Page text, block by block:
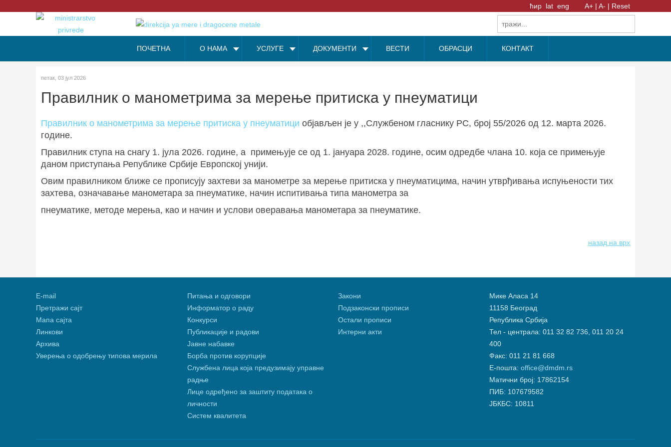
ћир lat eng A+ | A- | Reset
ПОЧЕТНА О НАМА УСЛУГЕ ДОКУМЕНТИ ВЕСТИ ОБРАСЦИ КОНТАКТ
петак, 03 јул 2026
Правилник о манометрима за мерење притиска у пнеуматици
Правилник о манометрима за мерење притиска у пнеуматици објављен је у ,,Службеном гласнику РС, број 55/2026 од 12. марта 2026.
године.
Правилник ступа на снагу 1. јула 2026. године, а примењује се од 1. јануара 2028. године, осим одредбе члана 10. која се примењује
даном приступања Републике Србије Европској унији.
Овим правилником ближе се прописују захтеви за манометре за мерење притиска у пнеуматицима, начин утврђивања испуњености тих
захтева, означавање манометара за пнеуматике, начин испитивања типа манометра за
пнеуматике, методе мерења, као и начин и услови оверавања манометара за пнеуматике.
назад на врх
Е-mail
Претражи сајт
Мапа сајта
Линкови
Архива
Уверења о одобрењу типова мерила
Питања и одговори
Информатор о раду
Конкурси
Публикације и радови
Јавне набавке
Борба против корупције
Службена лица која предузимају управне
радње
Лице одређено за заштиту података о
личности
Систем квалитета
Закони
Подзаконски прописи
Остали прописи
Интерни акти
Мике Аласа 14
11158 Београд
Република Србија
Тел - централа: 011 32 82 736, 011 20 24
400
Факс: 011 21 81 668
Е-пошта: office@dmdm.rs
Матични број: 17862154
ПИБ: 107679582
ЈБКБС: 10811